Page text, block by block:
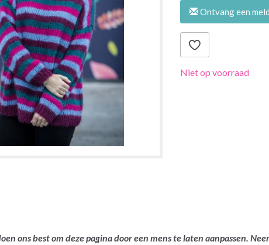
Ontvang een
Niet op voorraad
ons best om deze pagina door een mens te laten aanpassen.